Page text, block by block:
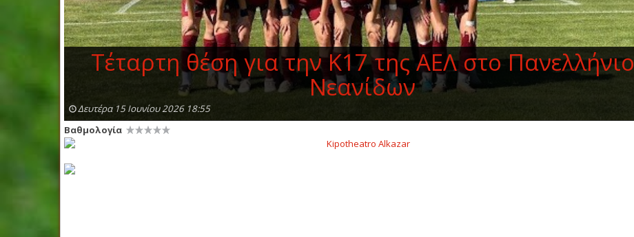
Τέταρτη θέση για την Κ17 της ΑΕΛ στο Πανελλήνιο
Νεανίδων
Δευτέρα 15 Ιουνίου 2026 18:55
Βαθμολογία